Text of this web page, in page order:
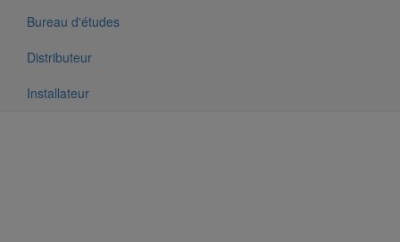
Bureau d'études
Distributeur
Installateur